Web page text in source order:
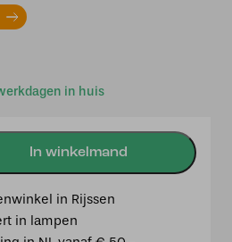
in huis
in Rijssen
in lampen